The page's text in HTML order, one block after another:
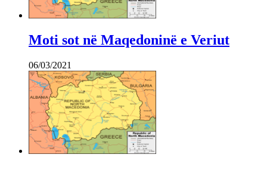
Moti sot në Maqedoninë e Veriut
06/03/2021